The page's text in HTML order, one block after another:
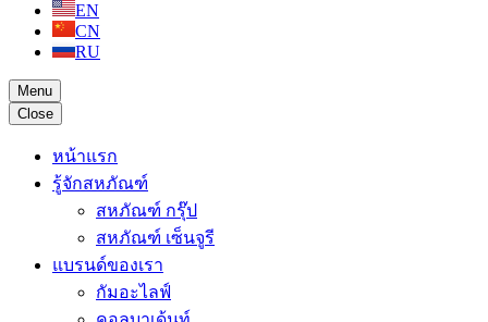
EN
CN
RU
Menu
Close
หน้าแรก
รู้จักสหภัณฑ์
สหภัณฑ์ กรุ๊ป
สหภัณฑ์ เซ็นจูรี
แบรนด์ของเรา
กัมอะไลฟ์